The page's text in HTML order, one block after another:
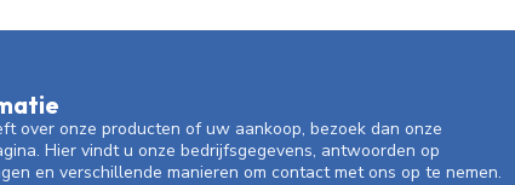
over onze producten of uw aankoop, bezoek dan onze
Hier vindt u onze bedrijfsgegevens, antwoorden op
en verschillende manieren om contact met ons op te nemen.